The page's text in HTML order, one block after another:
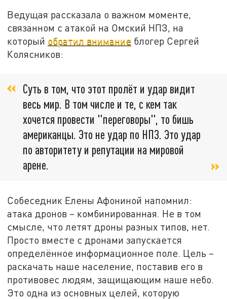
Ведущая рассказала о важном моменте,
связанном с атакой на Омский НПЗ, на
который обратил внимание блогер Сергей
Колясников:
Суть в том, что этот пролёт и удар видит
весь мир. В том числе и те, с кем так
хочется провести "переговоры", то бишь
американцы. Это не удар по НПЗ. Это удар
по авторитету и репутации на мировой
арене.
Собеседник Елены Афониной напомнил:
атака дронов – комбинированная. Не в том
смысле, что летят дроны разных типов, нет.
Просто вместе с дронами запускается
определённое информационное поле. Цель –
раскачать наше население, поставив его в
противовес людям, защищающим наше небо.
Это одна из основных целей, которую